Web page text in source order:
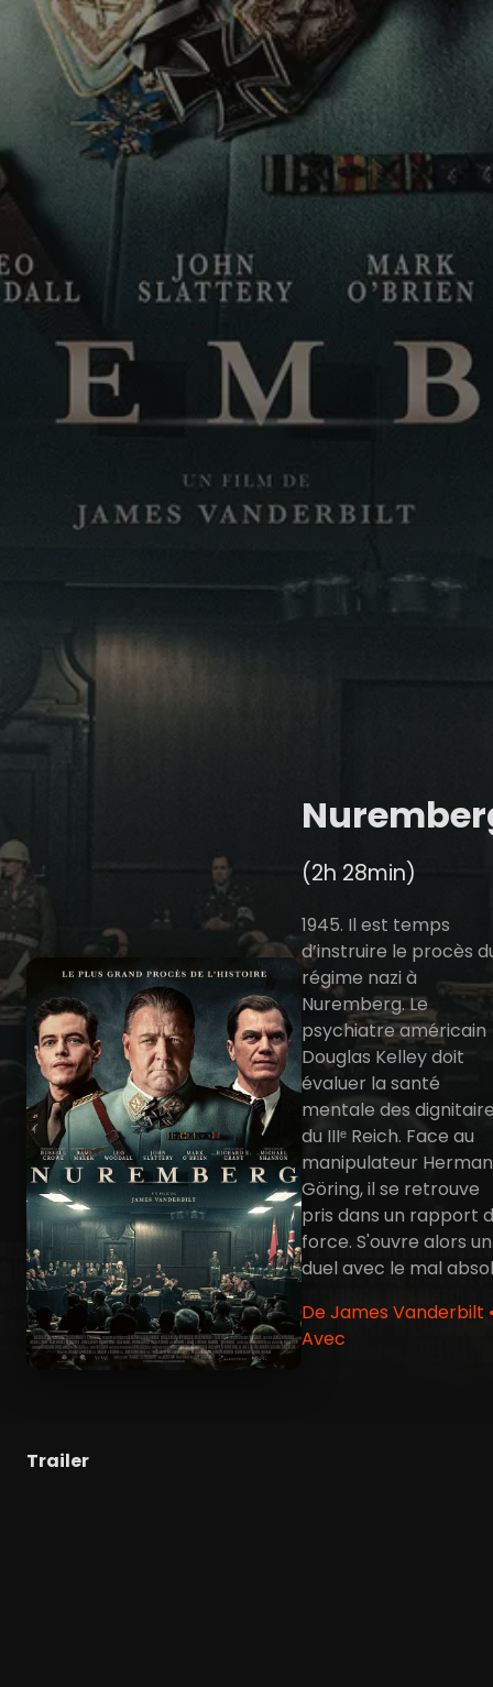
(2h 28min)
1945. Il est temps
d’instruire le procès
régime nazi à
Nuremberg. Le
psychiatre américain
Douglas Kelley doit
évaluer la santé
mentale des
du IIIᵉ Reich. Face au
manipulateur
Göring, il se retrouve
pris dans un rapport
force. S'ouvre alors un
duel avec le mal
De James Vanderbilt
Avec
Trailer